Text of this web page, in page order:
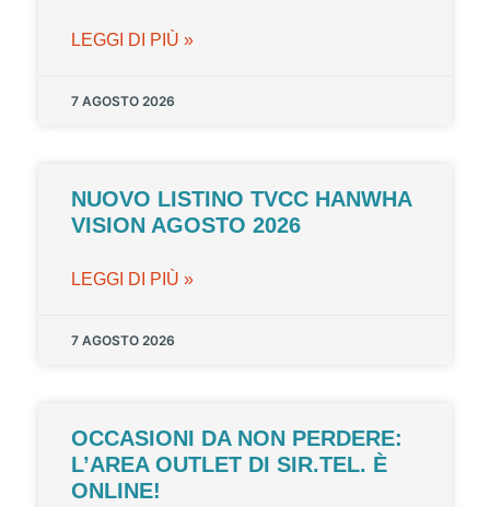
LEGGI DI PIÙ »
7 AGOSTO 2026
NUOVO LISTINO TVCC HANWHA
VISION AGOSTO 2026
LEGGI DI PIÙ »
7 AGOSTO 2026
OCCASIONI DA NON PERDERE:
L’AREA OUTLET DI SIR.TEL. È
ONLINE!